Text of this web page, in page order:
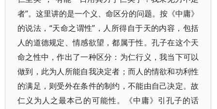
者”。这里讲的是一个义、命区分的问题。按《中庸》
的说法，“天命之谓性”，人所得自于天的内容，包括
人的道德规定、情感欲望，都属于性。孔子在这个天
命之性中，作出了一种区分：为仁行义，我当下可以
做到，此为人所能自我决定者；而人的情欲和功利性
的满足，则受外在条件的制约，不能由自己决定。故
仁义为人之最本己的可能性。《中庸》引孔子的话